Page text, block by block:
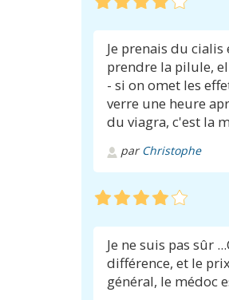
Je prenais du
prendre la pilule,
- si on omet les
verre une heure
du viagra, c'est la
parChristophe
Je ne suis pas sûr
différence, et le
général, le médoc